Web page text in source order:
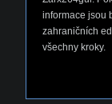
informace jsou
zahraničních
všechny kroky.